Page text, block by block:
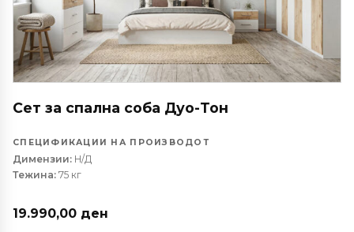
Сет за спална соба Дуо-Тон
СПЕЦИФИКАЦИИ НА ПРОИЗВОДОТ
Димензии: Н/Д
Тежина: 75 кг
19.990,00 ден